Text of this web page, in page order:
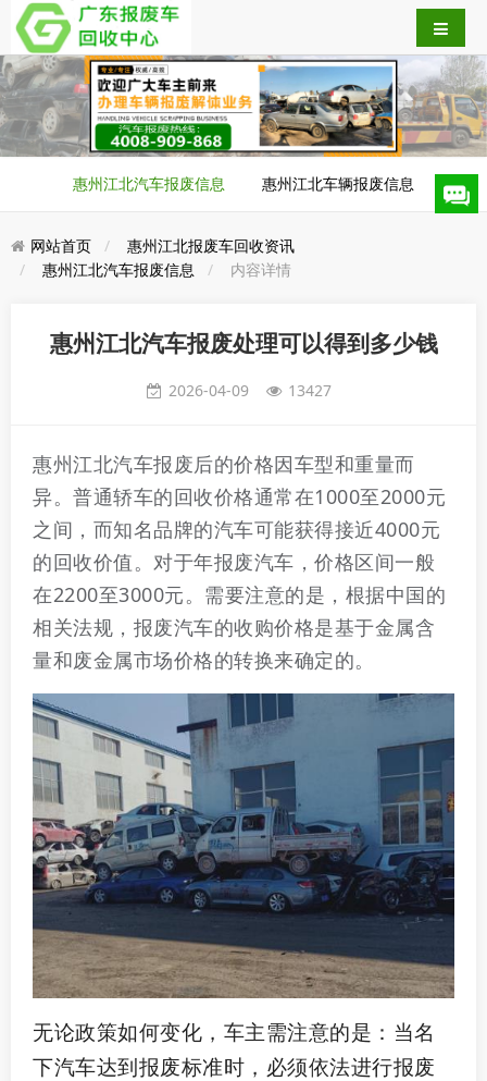
惠州江北汽车报废信息 惠州江北车辆报废信息
网站首页
惠州江北报废车回收资讯
惠州江北汽车报废信息
内容详情
惠州江北汽车报废处理可以得到多少钱
2026-04-09 13427
惠州江北汽车报废后的价格因车型和重量而
异。普通轿车的回收价格通常在1000至2000元
之间，而知名品牌的汽车可能获得接近4000元
的回收价值。对于年报废汽车，价格区间一般
在2200至3000元。需要注意的是，根据中国的
相关法规，报废汽车的收购价格是基于金属含
量和废金属市场价格的转换来确定的。
无论政策如何变化，车主需注意的是：当名
下汽车达到报废标准时，必须依法进行报废